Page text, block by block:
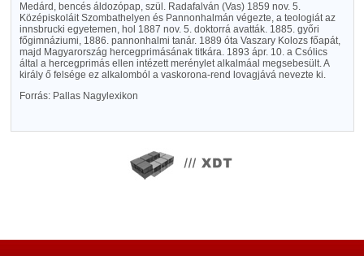
Medárd, bencés áldozópap, szül. Radafalván (Vas) 1859 nov. 5.
Középiskoláit Szombathelyen és Pannonhalmán végezte, a teologiát az
innsbrucki egyetemen, hol 1887 nov. 5. doktorrá avatták. 1885. győri
főgimnáziumi, 1886. pannonhalmi tanár. 1889 óta Vaszary Kolozs főapát,
majd Magyarország hercegprimásának titkára. 1893 ápr. 10. a Csólics
által a hercegprimás ellen intézett merénylet alkalmáal megsebesült. A
király ő felsége ez alkalomból a vaskorona-rend lovagjává nevezte ki.
Forrás: Pallas Nagylexikon